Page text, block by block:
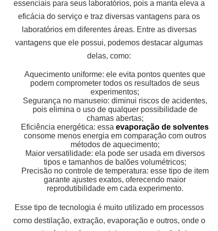
essenciais para seus laboratórios, pois a manta eleva a
eficácia do serviço e traz diversas vantagens para os
laboratórios em diferentes áreas. Entre as diversas
vantagens que ele possui, podemos destacar algumas
delas, como:
Aquecimento uniforme: ele evita pontos quentes que
podem comprometer todos os resultados de seus
experimentos;
Segurança no manuseio: diminui riscos de acidentes,
pois elimina o uso de qualquer possibilidade de
chamas abertas;
Eficiência energética: essa evaporação de solventes
consome menos energia em comparação com outros
métodos de aquecimento;
Maior versatilidade: ela pode ser usada em diversos
tipos e tamanhos de balões volumétricos;
Precisão no controle de temperatura: esse tipo de item
garante ajustes exatos, oferecendo maior
reprodutibilidade em cada experimento.
Esse tipo de tecnologia é muito utilizado em processos
como destilação, extração, evaporação e outros, onde o